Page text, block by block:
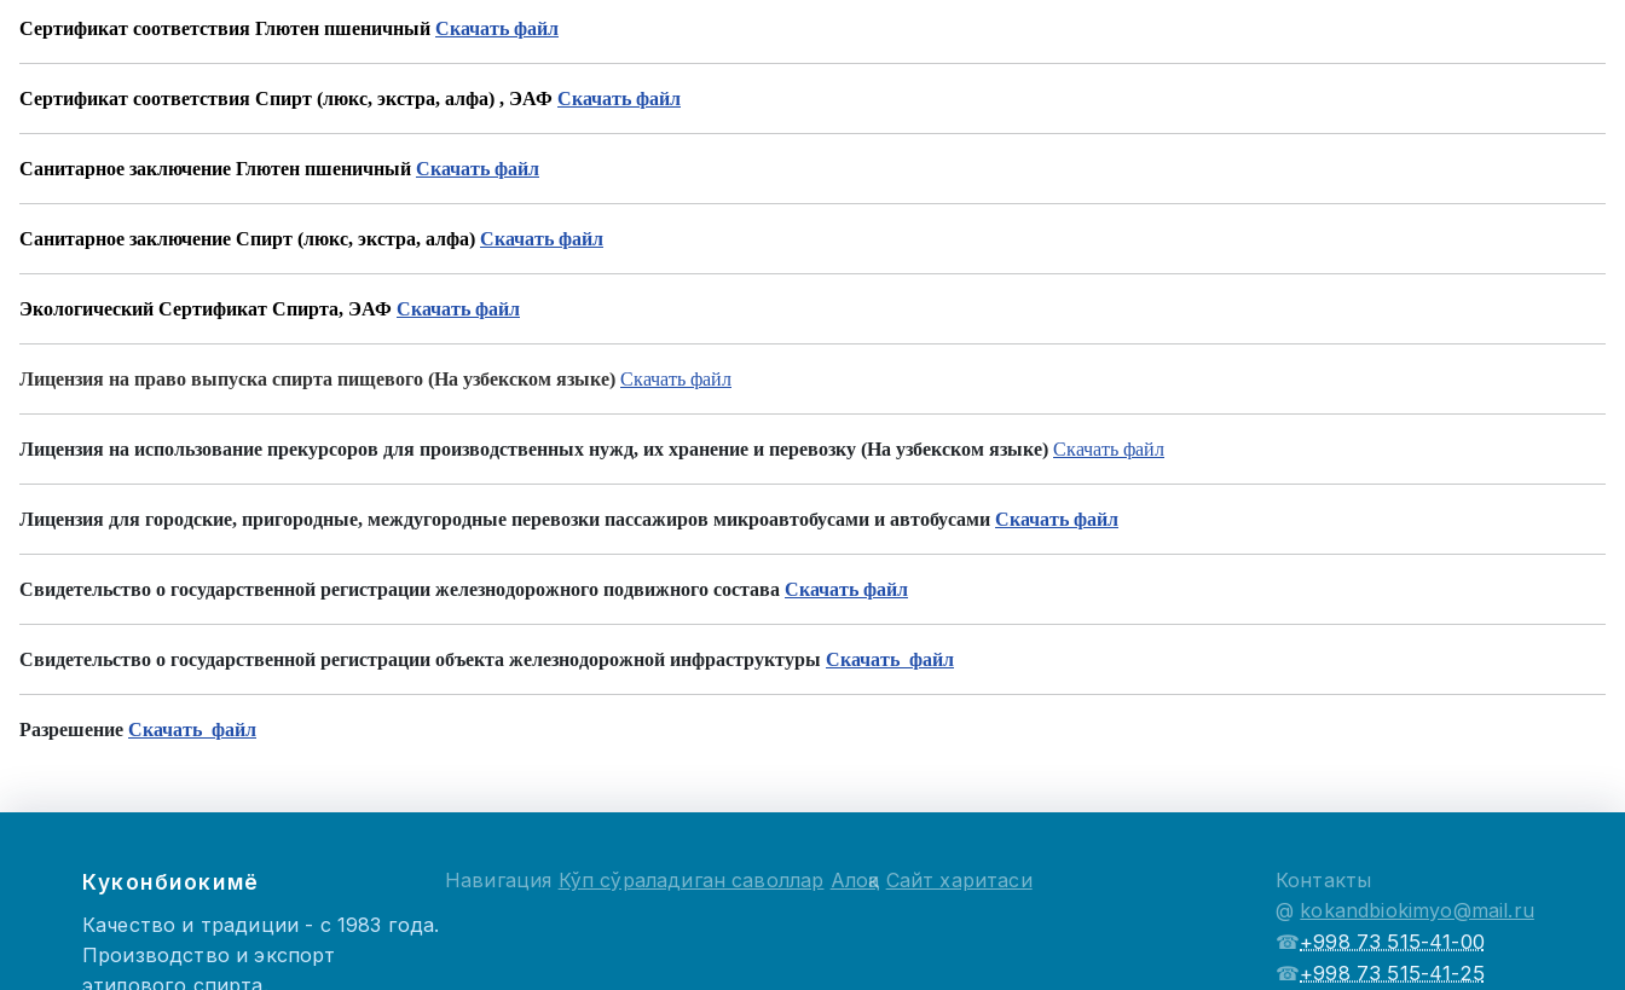
Сертификат соответствия Глютен пшеничный Скачать файл
Сертификат соответствия Спирт (люкс, экстра, алфа) , ЭАФ Скачать файл
Санитарное заключение Глютен пшеничный Скачать файл
Санитарное заключение Спирт (люкс, экстра, алфа) Скачать файл
Экологический Сертификат Спирта, ЭАФ Скачать файл
Лицензия на право выпуска спирта пищевого (На узбекском языке) Скачать файл
Лицензия на использование прекурсоров для производственных нужд, их хранение и перевозку (На узбекском языке) Скачать файл
Лицензия для городские, пригородные, междугородные перевозки пассажиров микроавтобусами и автобусами Скачать файл
Свидетельство о государственной регистрации железнодорожного подвижного состава Cкачать файл
Свидетельство о государственной регистрации объекта железнодорожной инфраструктуры Скачать файл
Разрешение Скачать файл
Куконбиокимё
Качество и традиции - с 1983 года.
Производство и экспорт
этилового спирта.
Навигация Кўп сўраладиган саволлар Алоқа Сайт харитаси
Контакты
@ kokandbiokimyo@mail.ru
☎+998 73 515-41-00
☎+998 73 515-41-25